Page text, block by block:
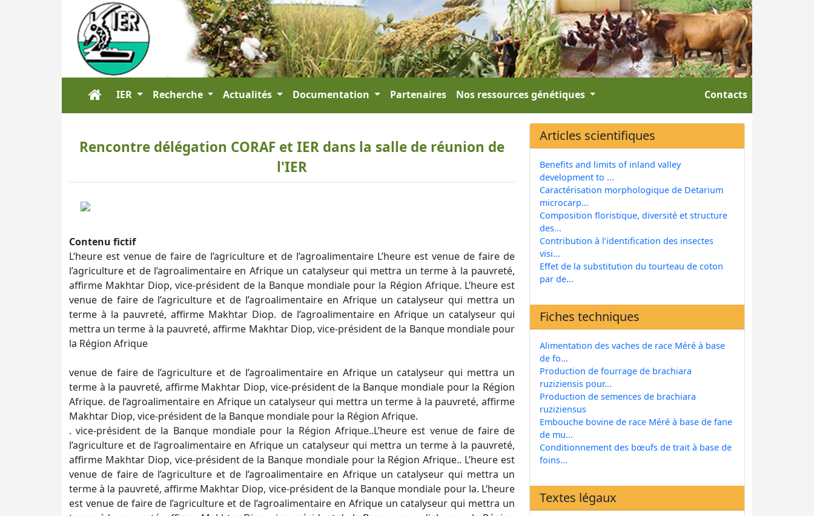
IER Recherche Actualités Documentation Partenaires Nos ressources génétiques Contacts
Rencontre délégation CORAF et IER dans la salle de réunion de
l'IER
Contenu fictif
L’heure est venue de faire de l’agriculture et de l’agroalimentaire L’heure est venue de faire de
l’agriculture et de l’agroalimentaire en Afrique un catalyseur qui mettra un terme à la pauvreté,
affirme Makhtar Diop, vice-président de la Banque mondiale pour la Région Afrique. L’heure est
venue de faire de l’agriculture et de l’agroalimentaire en Afrique un catalyseur qui mettra un
terme à la pauvreté, affirme Makhtar Diop. de l’agroalimentaire en Afrique un catalyseur qui
mettra un terme à la pauvreté, affirme Makhtar Diop, vice-président de la Banque mondiale pour
la Région Afrique
venue de faire de l’agriculture et de l’agroalimentaire en Afrique un catalyseur qui mettra un
terme à la pauvreté, affirme Makhtar Diop, vice-président de la Banque mondiale pour la Région
Afrique. de l’agroalimentaire en Afrique un catalyseur qui mettra un terme à la pauvreté, affirme
Makhtar Diop, vice-président de la Banque mondiale pour la Région Afrique.
. vice-président de la Banque mondiale pour la Région Afrique..L’heure est venue de faire de
l’agriculture et de l’agroalimentaire en Afrique un catalyseur qui mettra un terme à la pauvreté,
affirme Makhtar Diop, vice-président de la Banque mondiale pour la Région Afrique.. L’heure est
venue de faire de l’agriculture et de l’agroalimentaire en Afrique un catalyseur qui mettra un
terme à la pauvreté, affirme Makhtar Diop, vice-président de la Banque mondiale pour la. L’heure
est venue de faire de l’agriculture et de l’agroalimentaire en Afrique un catalyseur qui mettra un
Articles scientifiques
Benefits and limits of inland valley
development to ...
Caractérisation morphologique de Detarium
microcarp...
Composition floristique, diversité et structure
des...
Contribution à l’identification des insectes
visi...
Effet de la substitution du tourteau de coton
par de...
Fiches techniques
Alimentation des vaches de race Méré à base
de fo...
Production de fourrage de brachiara
ruziziensis pour...
Production de semences de brachiara
ruziziensus
Embouche bovine de race Méré à base de fane
de mu...
Conditionnement des bœufs de trait à base de
foins...
Textes légaux